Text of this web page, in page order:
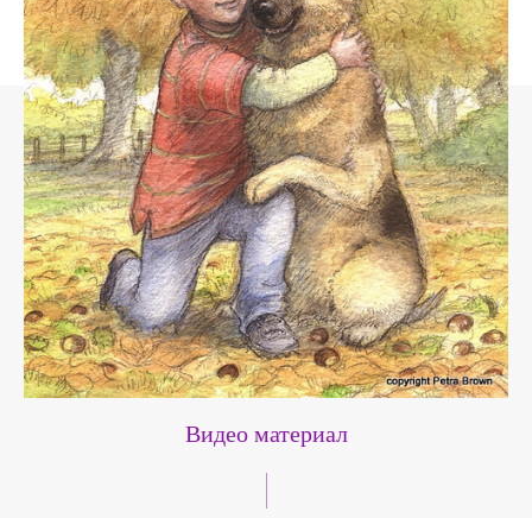
Видео материал